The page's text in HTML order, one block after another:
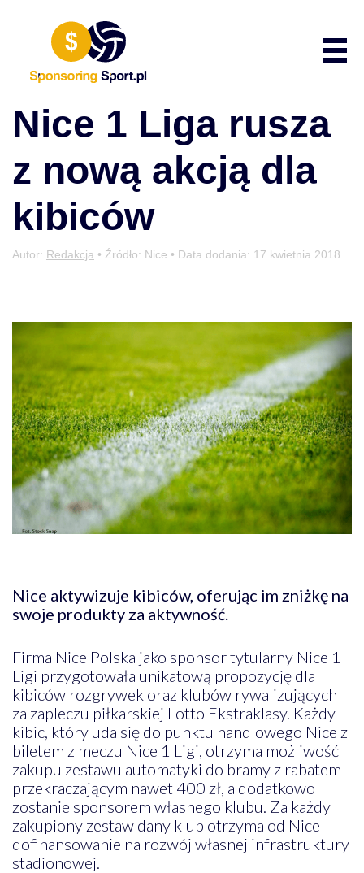
Nice 1 Liga rusza
z nową akcją dla
kibiców
Autor: Redakcja • Źródło: Nice • Data dodania: 17 kwietnia 2018
Nice aktywizuje kibiców, oferując im zniżkę na
swoje produkty za aktywność.
Firma Nice Polska jako sponsor tytularny Nice 1
Ligi przygotowała unikatową propozycję dla
kibiców rozgrywek oraz klubów rywalizujących
za zapleczu piłkarskiej Lotto Ekstraklasy. Każdy
kibic, który uda się do punktu handlowego Nice z
biletem z meczu Nice 1 Ligi, otrzyma możliwość
zakupu zestawu automatyki do bramy z rabatem
przekraczającym nawet 400 zł, a dodatkowo
zostanie sponsorem własnego klubu. Za każdy
zakupiony zestaw dany klub otrzyma od Nice
dofinansowanie na rozwój własnej infrastruktury
stadionowej.